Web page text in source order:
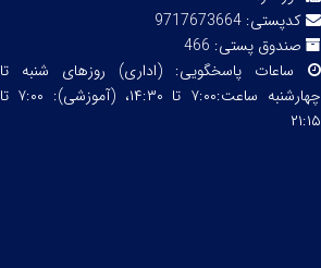
کدپستی:9717673664
صندوق پستی: 466
ساعات پاسخگویی: (اداری) روزهای شنبه تا
چهارشنبه ساعت:۷:۰۰ تا ۱۴:۳۰، (آموزشی): ۷:۰۰ تا
۲۱:۱۵